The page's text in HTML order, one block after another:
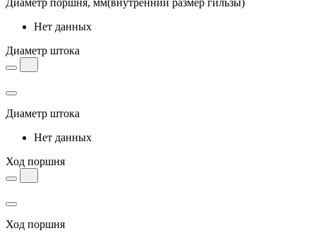
Нет данных
Диаметр штока
Диаметр штока
Нет данных
Ход поршня
Ход поршня